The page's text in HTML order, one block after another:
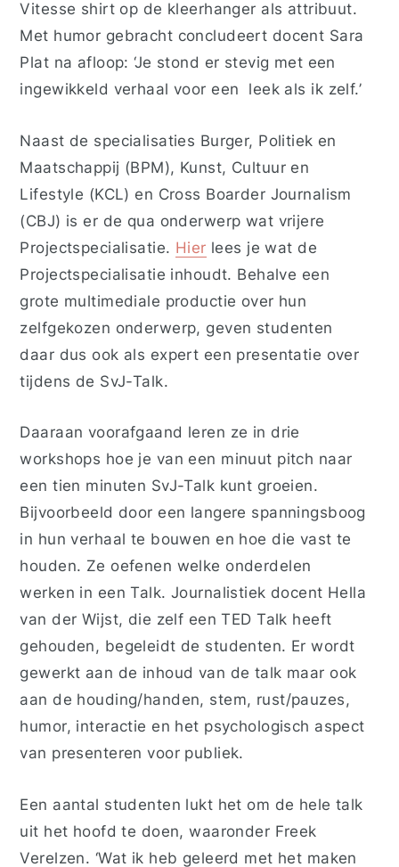
Vitesse shirt op de kleerhanger als attribuut.
Met humor gebracht concludeert docent Sara
Plat na afloop: ‘Je stond er stevig met een
ingewikkeld verhaal voor een leek als ik zelf.’
Naast de specialisaties Burger, Politiek en
Maatschappij (BPM), Kunst, Cultuur en
Lifestyle (KCL) en Cross Boarder Journalism
(CBJ) is er de qua onderwerp wat vrijere
Projectspecialisatie. Hier lees je wat de
Projectspecialisatie inhoudt. Behalve een
grote multimediale productie over hun
zelfgekozen onderwerp, geven studenten
daar dus ook als expert een presentatie over
tijdens de SvJ-Talk.
Daaraan voorafgaand leren ze in drie
workshops hoe je van een minuut pitch naar
een tien minuten SvJ-Talk kunt groeien.
Bijvoorbeeld door een langere spanningsboog
in hun verhaal te bouwen en hoe die vast te
houden. Ze oefenen welke onderdelen
werken in een Talk. Journalistiek docent Hella
van der Wijst, die zelf een TED Talk heeft
gehouden, begeleidt de studenten. Er wordt
gewerkt aan de inhoud van de talk maar ook
aan de houding/handen, stem, rust/pauzes,
humor, interactie en het psychologisch aspect
van presenteren voor publiek.
Een aantal studenten lukt het om de hele talk
uit het hoofd te doen, waaronder Freek
Verelzen. ‘Wat ik heb geleerd met het maken